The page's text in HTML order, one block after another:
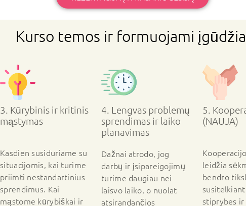
Kurso temos ir formuojami
3. Kūrybinis ir kritinis
mąstymas
Kasdien susiduriame su
situacijomis, kai turime
priimti nestandartinius
sprendimus. Kai
mąstome kūrybiškai ir
4. Lengvas problemų
sprendimas ir laiko
planavimas
Dažnai atrodo, jog
darbų ir įsipareigojimų
turime daugiau nei
laisvo laiko, o nuolat
atsirandančios
5.
(NAUJA)
leidžia
bendro
stiprybes